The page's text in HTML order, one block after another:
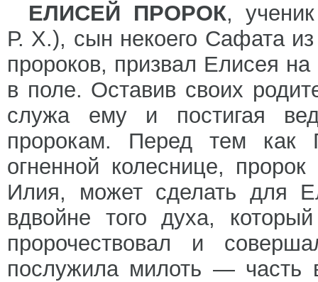
ЕЛИСЕЙ ПРОРОК,
Р. Х.), сын некоего Сафата
пророков, призвал Елисея
в поле. Оставив своих
служа ему и постигая
пророкам. Перед тем
огненной колеснице,
Илия, может сделать для
вдвойне того духа,
пророчествовал и
послужила милоть — часть